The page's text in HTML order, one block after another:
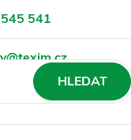
541
Ke stažení
HLEDAT